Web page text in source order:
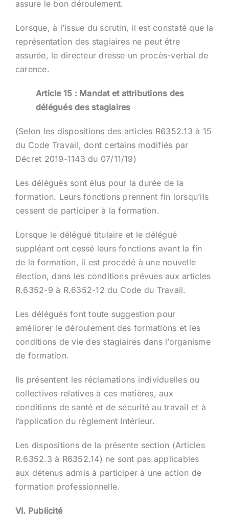
assure le bon déroulement.
Lorsque, à l’issue du scrutin, il est constaté que la
représentation des stagiaires ne peut être
assurée, le directeur dresse un procès-verbal de
carence.
Article 15 : Mandat et attributions des
délégués des stagiaires
(Selon les dispositions des articles R6352.13 à 15
du Code Travail, dont certains modifiés par
Décret 2019-1143 du 07/11/19)
Les délégués sont élus pour la durée de la
formation. Leurs fonctions prennent fin lorsqu’ils
cessent de participer à la formation.
Lorsque le délégué titulaire et le délégué
suppléant ont cessé leurs fonctions avant la fin
de la formation, il est procédé à une nouvelle
élection, dans les conditions prévues aux articles
R.6352-9 à R.6352-12 du Code du Travail.
Les délégués font toute suggestion pour
améliorer le déroulement des formations et les
conditions de vie des stagiaires dans l’organisme
de formation.
Ils présentent les réclamations individuelles ou
collectives relatives à ces matières, aux
conditions de santé et de sécurité au travail et à
l’application du règlement Intérieur.
Les dispositions de la présente section (Articles
R.6352.3 à R6352.14) ne sont pas applicables
aux détenus admis à participer à une action de
formation professionnelle.
VI. Publicité